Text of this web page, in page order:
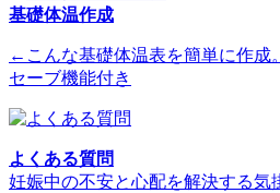
基礎体温作成
←こんな基礎体温表を簡単に作成
セーブ機能付き
よくある質問
妊娠中の不安と心配を解決する気